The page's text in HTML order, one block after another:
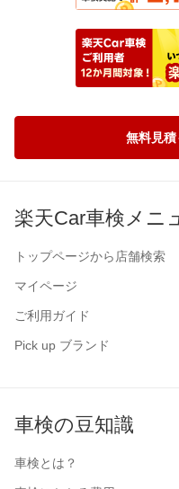
無料見
楽天Car車検メニ
トップページから店舗検索
マイページ
ご利用ガイド
Pick up ブランド
車検の豆知識
車検とは？